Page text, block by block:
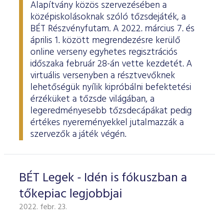
Alapítvány közös szervezésében a
középiskolásoknak szóló tőzsdejáték, a
BÉT Részvényfutam. A 2022. március 7. és
április 1. között megrendezésre kerülő
online verseny egyhetes regisztrációs
időszaka február 28-án vette kezdetét. A
virtuális versenyben a résztvevőknek
lehetőségük nyílik kipróbálni befektetési
érzéküket a tőzsde világában, a
legeredményesebb tőzsdecápákat pedig
értékes nyereményekkel jutalmazzák a
szervezők a játék végén.
BÉT Legek - Idén is fókuszban a
tőkepiac legjobbjai
2022. febr. 23.